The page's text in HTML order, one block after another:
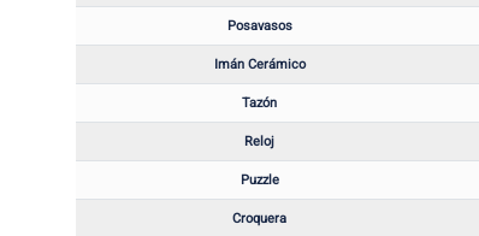
Posavasos
Imán Cerámico
Tazón
Reloj
Puzzle
Croquera